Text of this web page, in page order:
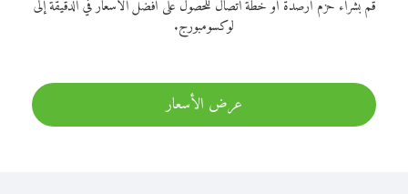
قم بشراء حزم أرصدة أو خطة اتصال للحصول على أفضل الأسعار في الدقيقة إلى
لوكسومبورج.
عرض الأسعار